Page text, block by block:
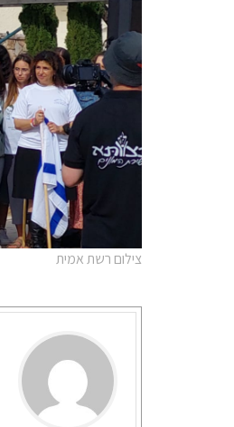
צילום רשת אמית